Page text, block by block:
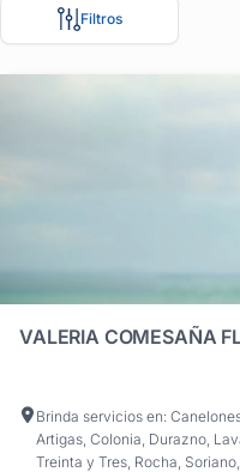
Filtros
VALERIA COMESAÑA
Brinda servicios en:
Artigas, Colonia, Durazno,
Treinta y Tres, Rocha,